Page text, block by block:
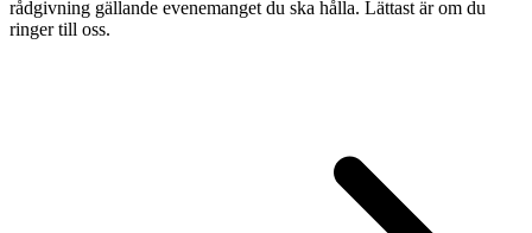
rådgivning gällande evenemanget du ska hålla. Lättast är om du
ringer till oss.